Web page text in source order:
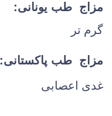
مزاج طب یونانی:
گرم تر
مزاج طب پاکستانی:
غدی اعصابی